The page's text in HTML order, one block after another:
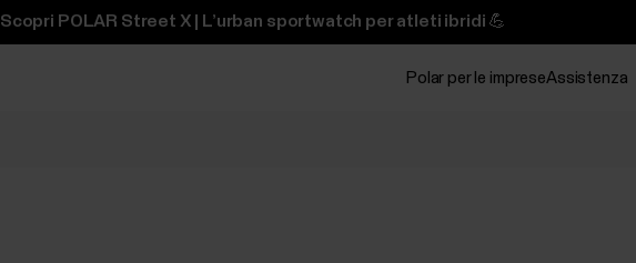
Scopri POLAR Street X | L’urban sportwatch per atleti ibridi 💪
Polar per le impreseAssistenza